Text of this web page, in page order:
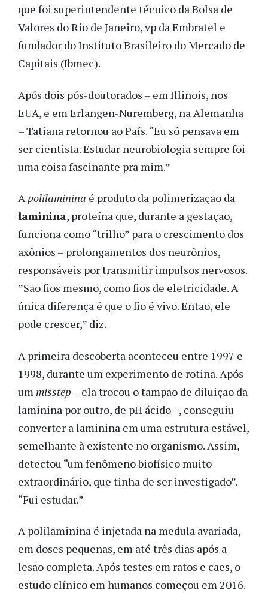
que foi superintendente técnico da Bolsa de
Valores do Rio de Janeiro, vp da Embratel e
fundador do Instituto Brasileiro do Mercado de
Capitais (Ibmec).
Após dois pós-doutorados – em Illinois, nos
EUA, e em Erlangen-Nuremberg, na Alemanha
– Tatiana retornou ao País. “Eu só pensava em
ser cientista. Estudar neurobiologia sempre foi
uma coisa fascinante pra mim.”
Apolilaminina é produto da polimerização da
laminina, proteína que, durante a gestação,
funciona como “trilho” para o crescimento dos
axônios – prolongamentos dos neurônios,
responsáveis por transmitir impulsos nervosos.
”São fios mesmo, como fios de eletricidade. A
única diferença é que o fio é vivo. Então, ele
pode crescer,” diz.
A primeira descoberta aconteceu entre 1997 e
1998, durante um experimento de rotina. Após
um misstep– ela trocou o tampão de diluição da
laminina por outro, de pH ácido –, conseguiu
converter a laminina em uma estrutura estável,
semelhante à existente no organismo. Assim,
detectou “um fenômeno biofísico muito
extraordinário, que tinha de ser investigado”.
“Fui estudar.”
A polilaminina é injetada na medula avariada,
em doses pequenas, em até três dias após a
lesão completa. Após testes em ratos e cães, o
estudo clínico em humanos começou em 2016.